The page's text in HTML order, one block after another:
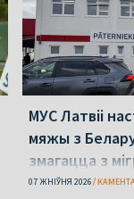
МУС Латвіі
мяжы з
змагацца з
07 ЖНІЎНЯ 2026